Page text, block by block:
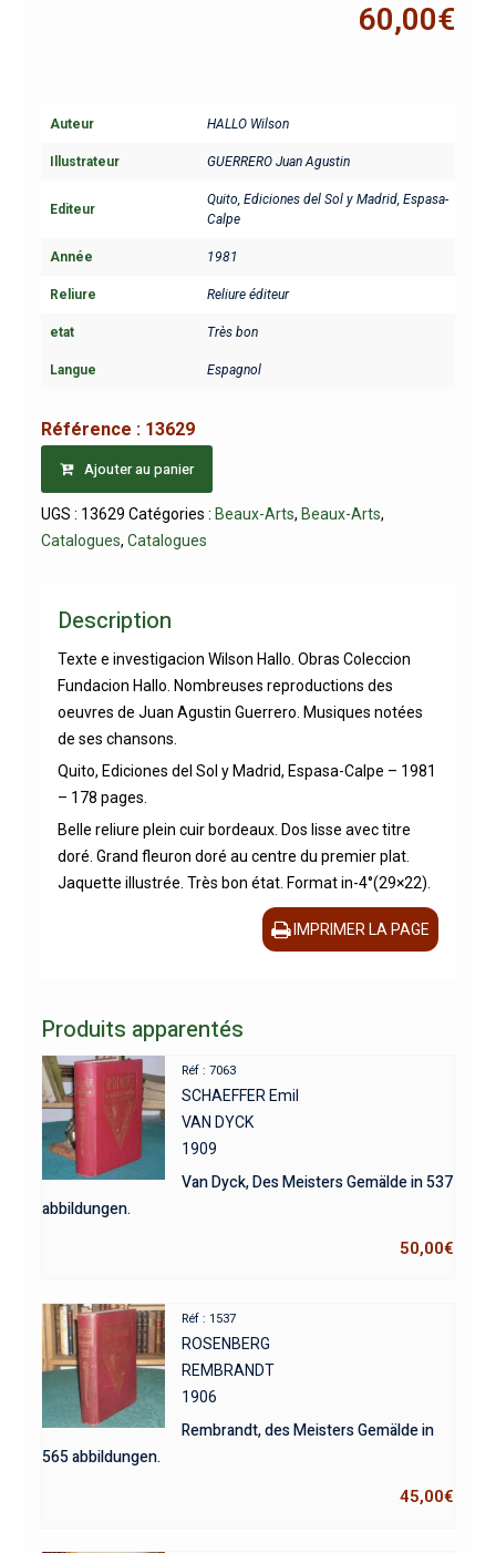
60,00€
Auteur HALLO Wilson
Illustrateur GUERRERO Juan Agustin
Editeur
Quito, Ediciones del Sol y Madrid, Espasa-
Calpe
Année 1981
Reliure Reliure éditeur
etat Très bon
Langue Espagnol
Référence : 13629
Ajouter au panier
UGS : 13629 Catégories : Beaux-Arts, Beaux-Arts,
Catalogues, Catalogues
Description
Texte e investigacion Wilson Hallo. Obras Coleccion
Fundacion Hallo. Nombreuses reproductions des
oeuvres de Juan Agustin Guerrero. Musiques notées
de ses chansons.
Quito, Ediciones del Sol y Madrid, Espasa-Calpe – 1981
– 178 pages.
Belle reliure plein cuir bordeaux. Dos lisse avec titre
doré. Grand fleuron doré au centre du premier plat.
Jaquette illustrée. Très bon état. Format in-4°(29×22).
IMPRIMER LA PAGE
Produits apparentés
Réf : 7063
SCHAEFFER Emil
VAN DYCK
1909
Van Dyck, Des Meisters Gemälde in 537
abbildungen.
50,00€
Réf : 1537
ROSENBERG
REMBRANDT
1906
Rembrandt, des Meisters Gemälde in
565 abbildungen.
45,00€